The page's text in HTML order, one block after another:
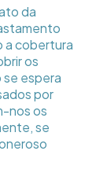
da
a cobertura
os
espera
por
nos os
se